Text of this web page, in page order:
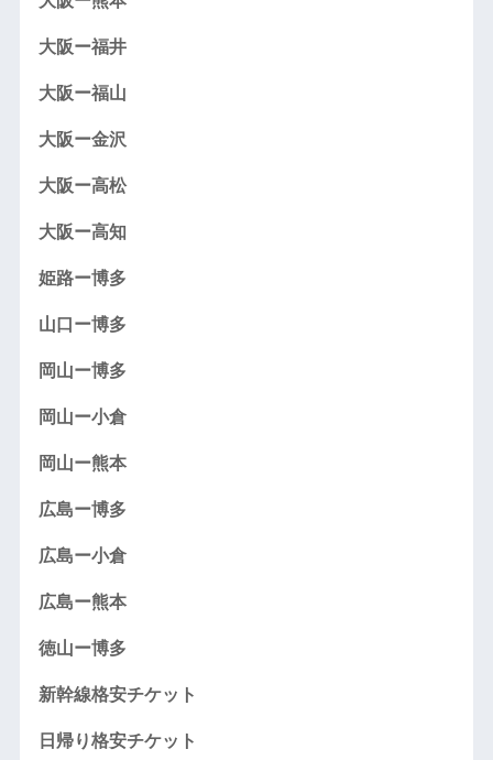
大阪ー福井
大阪ー福山
大阪ー金沢
大阪ー高松
大阪ー高知
姫路ー博多
山口ー博多
岡山ー博多
岡山ー小倉
岡山ー熊本
広島ー博多
広島ー小倉
広島ー熊本
徳山ー博多
新幹線格安チケット
日帰り格安チケット